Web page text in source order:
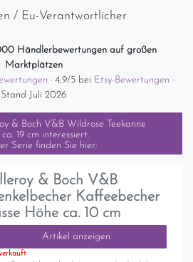
/ Eu-Verantwortlicher
Händlerbewertungen auf großen
Marktplätzen
· 4,9/5 bei Etsy-Bewertungen ·
Stand Juli 2026
& Boch V&B Wildrose Teekanne
19 cm interessiert.
Serie finden Sie hier:
& Boch V&B
Kaffeebecher
Höhe ca. 10 cm
Artikel anzeigen